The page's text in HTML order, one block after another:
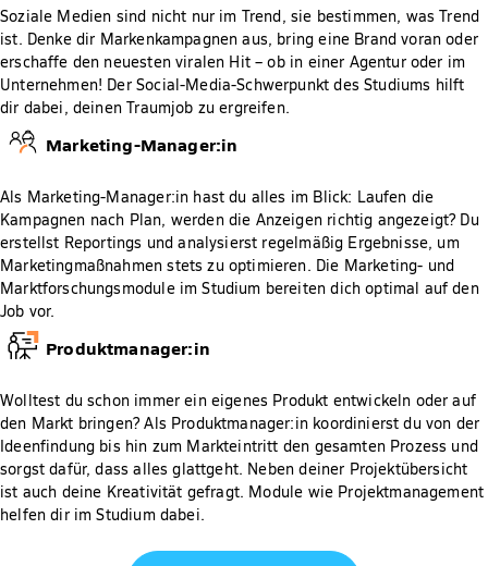
Soziale Medien sind nicht nur im Trend, sie bestimmen, was Trend
ist. Denke dir Markenkampagnen aus, bring eine Brand voran oder
erschaffe den neuesten viralen Hit – ob in einer Agentur oder im
Unternehmen! Der Social-Media-Schwerpunkt des Studiums hilft
dir dabei, deinen Traumjob zu ergreifen.
Marketing-Manager:in
Als Marketing-Manager:in hast du alles im Blick: Laufen die
Kampagnen nach Plan, werden die Anzeigen richtig angezeigt? Du
erstellst Reportings und analysierst regelmäßig Ergebnisse, um
Marketingmaßnahmen stets zu optimieren. Die Marketing- und
Marktforschungsmodule im Studium bereiten dich optimal auf den
Job vor.
Produktmanager:in
Wolltest du schon immer ein eigenes Produkt entwickeln oder auf
den Markt bringen? Als Produktmanager:in koordinierst du von der
Ideenfindung bis hin zum Markteintritt den gesamten Prozess und
sorgst dafür, dass alles glattgeht. Neben deiner Projektübersicht
ist auch deine Kreativität gefragt. Module wie Projektmanagement
helfen dir im Studium dabei.